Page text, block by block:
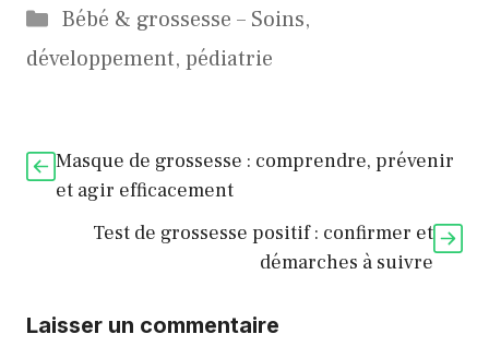
Catégories
Bébé & grossesse – Soins,
développement, pédiatrie
Masque de grossesse : comprendre, prévenir
et agir efficacement
Test de grossesse positif : confirmer et
démarches à suivre
Laisser un commentaire